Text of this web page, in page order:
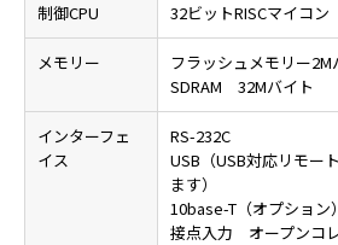
制御CPU 32ビットRISCマイコン
メモリー
フラッシュメモリー2M
SDRAM 32Mバイト
インターフェ
イス
RS-232C
USB（USB対応リモー
ます）
10base-T（オプション）
接点入力 オープンコ